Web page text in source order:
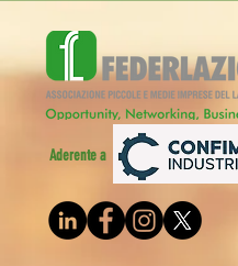
Aderente a